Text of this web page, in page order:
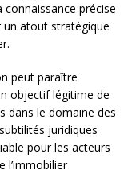
connaissance précise
atout stratégique
peut paraître
objectif légitime de
dans le domaine des
juridiques
pour les acteurs
l’immobilier